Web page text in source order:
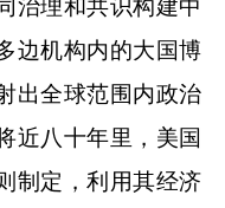
治理和共识构建中
边机构内的大国博
出全球范围内政治
近八十年里，美国
制定，利用其经济